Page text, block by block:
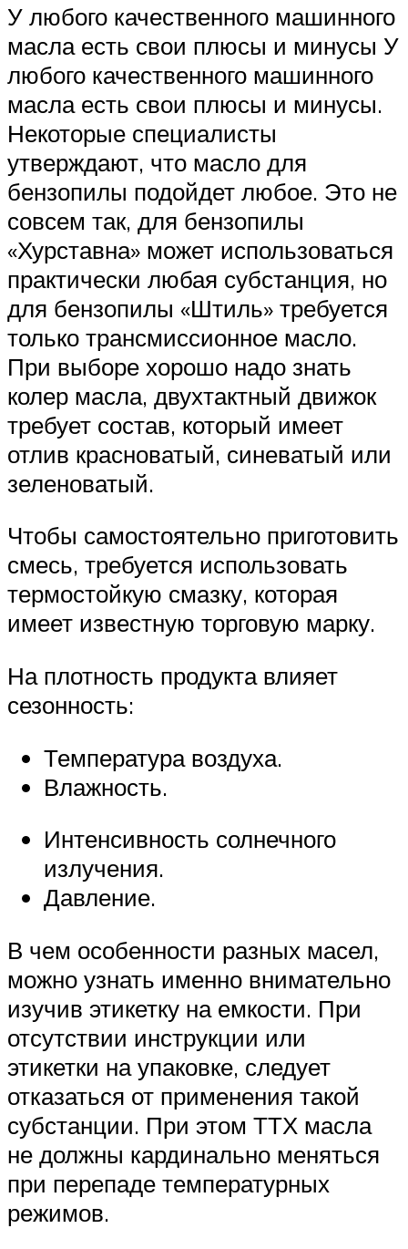
У любого качественного машинного
масла есть свои плюсы и минусы У
любого качественного машинного
масла есть свои плюсы и минусы.
Некоторые специалисты
утверждают, что масло для
бензопилы подойдет любое. Это не
совсем так, для бензопилы
«Хурставна» может использоваться
практически любая субстанция, но
для бензопилы «Штиль» требуется
только трансмиссионное масло.
При выборе хорошо надо знать
колер масла, двухтактный движок
требует состав, который имеет
отлив красноватый, синеватый или
зеленоватый.
Чтобы самостоятельно приготовить
смесь, требуется использовать
термостойкую смазку, которая
имеет известную торговую марку.
На плотность продукта влияет
сезонность:
Температура воздуха.
Влажность.
Интенсивность солнечного
излучения.
Давление.
В чем особенности разных масел,
можно узнать именно внимательно
изучив этикетку на емкости. При
отсутствии инструкции или
этикетки на упаковке, следует
отказаться от применения такой
субстанции. При этом ТТХ масла
не должны кардинально меняться
при перепаде температурных
режимов.